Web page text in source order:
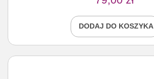
DODAJ DO KOSZYKA